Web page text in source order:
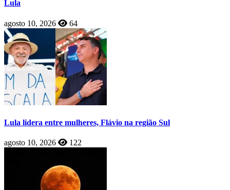
Lula
agosto 10, 2026 64
Lula lidera entre mulheres, Flávio na região Sul
agosto 10, 2026 122